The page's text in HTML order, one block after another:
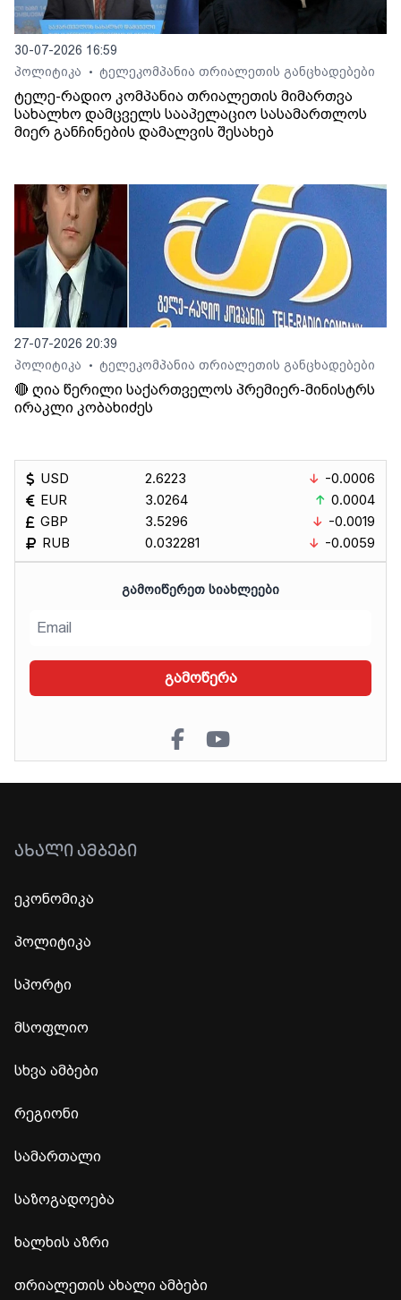
30-07-2026 16:59
პოლიტიკა
• ტელეკომპანია თრიალეთის განცხადებები
ტელე-რადიო კომპანია თრიალეთის მიმართვა
სახალხო დამცველს სააპელაციო სასამართლოს
მიერ განჩინების დამალვის შესახებ
27-07-2026 20:39
პოლიტიკა
• ტელეკომპანია თრიალეთის განცხადებები
🔴 ღია წერილი საქართველოს პრემიერ-მინისტრს
ირაკლი კობახიძეს
USD
EUR
GBP
RUB
2.6223
3.0264
3.5296
0.032281
-0.0006
0.0004
-0.0019
-0.0059
ᲒᲐᲛᲝᲘᲬᲔᲠᲔᲗ ᲡᲘᲐᲮᲚᲔᲔᲑᲘ
გამოწერა
ᲐᲮᲐᲚᲘ ᲐᲛᲑᲔᲑᲘ
ეკონომიკა
პოლიტიკა
სპორტი
მსოფლიო
სხვა ამბები
რეგიონი
სამართალი
საზოგადოება
ხალხის აზრი
თრიალეთის ახალი ამბები